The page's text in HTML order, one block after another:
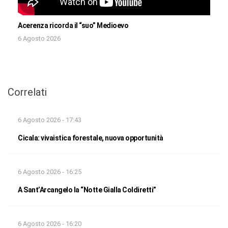
Acerenza ricorda il “suo” Medioevo
6 Agosto 2026
Correlati
6 Agosto 2026 - 17:43
Cicala: vivaistica forestale, nuova opportunità
6 Agosto 2026 - 16:25
A Sant’Arcangelo la “Notte Gialla Coldiretti”
6 Agosto 2026 - 16:20